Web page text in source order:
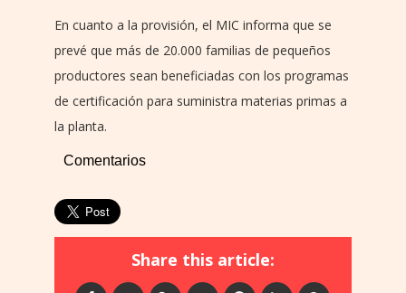
En cuanto a la provisión, el MIC informa que se
prevé que más de 20.000 familias de pequeños
productores sean beneficiadas con los programas
de certificación para suministra materias primas a
la planta.
Comentarios
Share this article: